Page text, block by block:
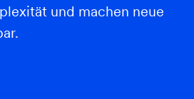
und machen neue